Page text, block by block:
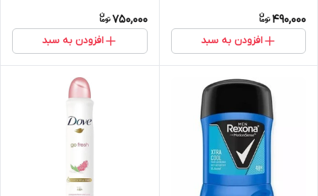
490,000
افزودن به سبد
750,000
افزودن به سبد